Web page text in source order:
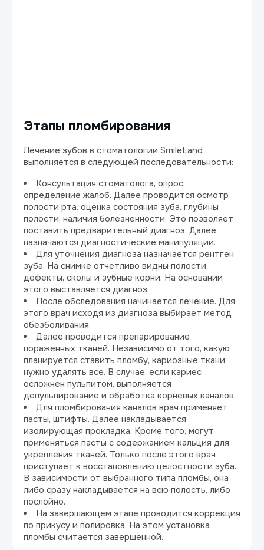
Этапы пломбирования
Лечение зубов в стоматологии SmileLand
выполняется в следующей последовательности:
Консультация стоматолога, опрос,
определение жалоб. Далее проводится осмотр
полости рта, оценка состояния зуба, глубины
полости, наличия болезненности. Это позволяет
поставить предварительный диагноз. Далее
назначаются диагностические манипуляции.
Для уточнения диагноза назначается рентген
зуба. На снимке отчетливо видны полости,
дефекты, сколы и зубные корни. На основании
этого выставляется диагноз.
После обследования начинается лечение. Для
этого врач исходя из диагноза выбирает метод
обезболивания.
Далее проводится препарирование
пораженных тканей. Независимо от того, какую
планируется ставить пломбу, кариозные ткани
нужно удалять все. В случае, если кариес
осложнен пульпитом, выполняется
депульпирование и обработка корневых каналов.
Для пломбирования каналов врач применяет
пасты, штифты. Далее накладывается
изолирующая прокладка. Кроме того, могут
применяться пасты с содержанием кальция для
укрепления тканей. Только после этого врач
приступает к восстановлению целостности зуба.
В зависимости от выбранного типа пломбы, она
либо сразу накладывается на всю полость, либо
послойно.
На завершающем этапе проводится коррекция
по прикусу и полировка. На этом установка
пломбы считается завершенной.